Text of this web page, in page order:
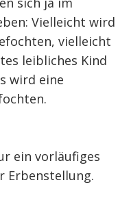
Vielleicht wird
vielleicht
leibliches Kind
wird eine
ein vorläufiges
Erbenstellung.